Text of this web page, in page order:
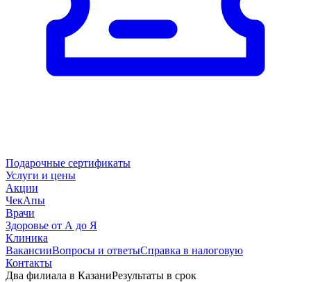
Подарочные сертификаты
Услуги и цены
Акции
ЧекАпы
Врачи
Здоровье от А до Я
Клиника
ВакансииВопросы и ответыСправка в налоговую
Контакты
Два филиала в КазаниРезультаты в срок